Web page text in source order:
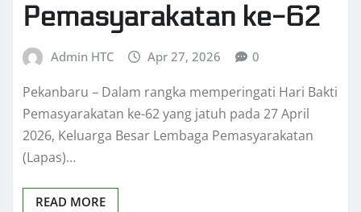
Pemasyarakatan ke-62
Admin HTC Apr 27, 2026 0
Pekanbaru – Dalam rangka memperingati Hari Bakti
Pemasyarakatan ke-62 yang jatuh pada 27 April
2026, Keluarga Besar Lembaga Pemasyarakatan
(Lapas)…
READ MORE